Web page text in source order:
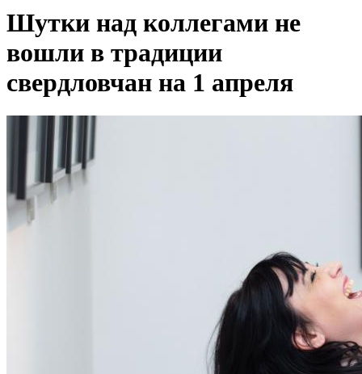
Шутки над коллегами не
вошли в традиции
свердловчан на 1 апреля